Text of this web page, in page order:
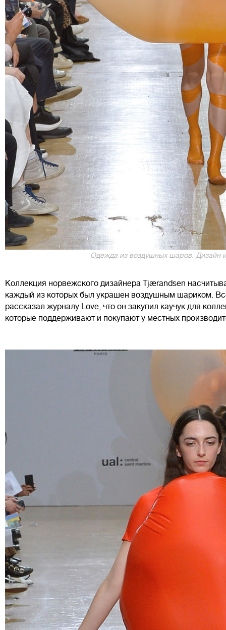
Одежда из воздушных шаров. Дизайн
Коллекция норвежского дизайнера Tjærandsen
каждый из которых был украшен воздушным шариком.
рассказал журналу Love, что он закупил каучук для
которые поддерживают и покупают у местных